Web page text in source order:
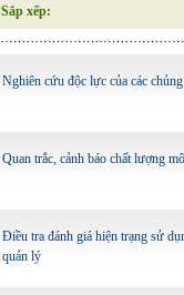
Sắp xếp:
Nghiên cứu độc lực của các
Quan trắc, cảnh báo chất lượng
Điều tra đánh giá hiện trạng sử
quản lý